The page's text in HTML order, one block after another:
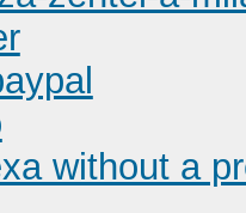
without a